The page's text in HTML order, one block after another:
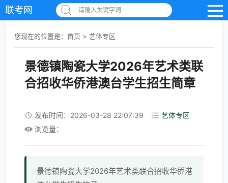
联考网 请输入关键字词
您现在的位置是： 首页 > 艺体专区
景德镇陶瓷大学2026年艺术类联
合招收华侨港澳台学生招生简章
发布时间：2026-03-28 22:07:39
艺体专区
浏览量：
景德镇陶瓷大学2026年艺术类联合招收华侨港